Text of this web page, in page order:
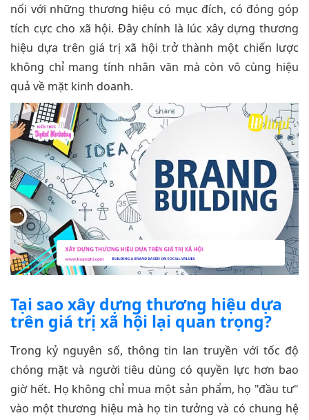
nối với những thương hiệu có mục đích, có đóng góp
tích cực cho xã hội. Đây chính là lúc xây dựng thương
hiệu dựa trên giá trị xã hội trở thành một chiến lược
không chỉ mang tính nhân văn mà còn vô cùng hiệu
quả về mặt kinh doanh.
Tại sao xây dựng thương hiệu dựa
trên giá trị xã hội lại quan trọng?
Trong kỷ nguyên số, thông tin lan truyền với tốc độ
chóng mặt và người tiêu dùng có quyền lực hơn bao
giờ hết. Họ không chỉ mua một sản phẩm, họ "đầu tư"
vào một thương hiệu mà họ tin tưởng và có chung hệ